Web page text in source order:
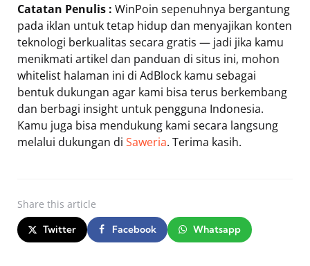
Catatan Penulis : WinPoin sepenuhnya bergantung
pada iklan untuk tetap hidup dan menyajikan konten
teknologi berkualitas secara gratis — jadi jika kamu
menikmati artikel dan panduan di situs ini, mohon
whitelist halaman ini di AdBlock kamu sebagai
bentuk dukungan agar kami bisa terus berkembang
dan berbagi insight untuk pengguna Indonesia.
Kamu juga bisa mendukung kami secara langsung
melalui dukungan di Saweria. Terima kasih.
Share this article
Twitter Facebook Whatsapp